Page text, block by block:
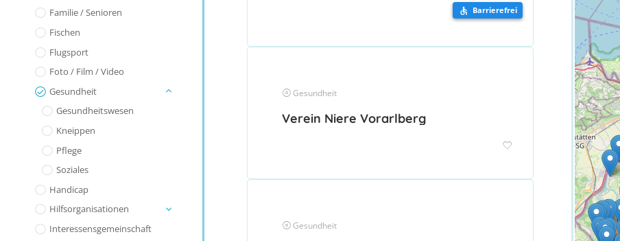
Familie / Senioren
Fischen
Flugsport
Foto / Film / Video
Gesundheit
Gesundheitswesen
Kneippen
Pflege
Soziales
Handicap
Hilfsorganisationen
Interessensgemeinschaft
Barrierefrei
Gesundheit
Verein Niere Vorarlberg
Gesundheit